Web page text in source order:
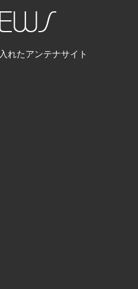
れたアンテナサイト